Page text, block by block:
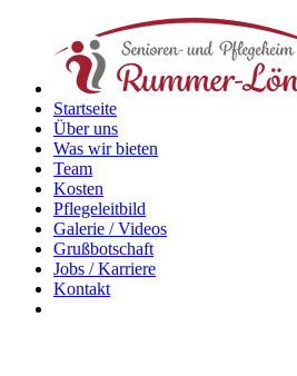
Startseite
Über uns
Was wir bieten
Team
Kosten
Pflegeleitbild
Galerie / Videos
Grußbotschaft
Jobs / Karriere
Kontakt